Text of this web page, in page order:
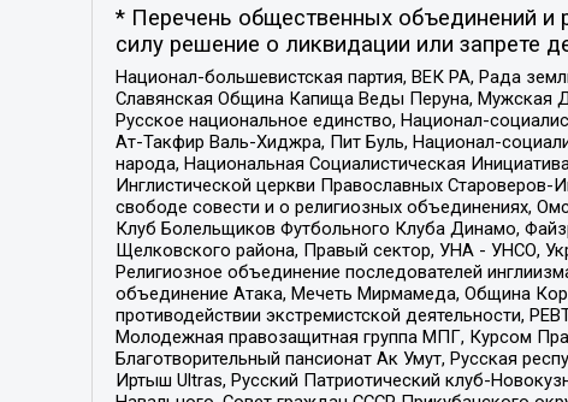
* Перечень общественных объединений и
силу решение о ликвидации или запрете
Национал-большевистская партия, ВЕК РА, Рада
Славянская Община Капища Веды Перуна, Мужская
Русское национальное единство, Национал-
Ат-Такфир Валь-Хиджра, Пит Буль, Национал-
народа, Национальная Социалистическая
Инглистической церкви Православных
свободе совести и о религиозных объединениях,
Клуб Болельщиков Футбольного Клуба Динамо,
Щелковского района, Правый сектор, УНА - УНСО,
Религиозное объединение последователей
объединение Атака, Мечеть Мирмамеда, Община
противодействии экстремистской деятельности,
Молодежная правозащитная группа МПГ, Курсом
Благотворительный пансионат Ак Умут, Русская
Иртыш Ultras, Русский Патриотический клуб-